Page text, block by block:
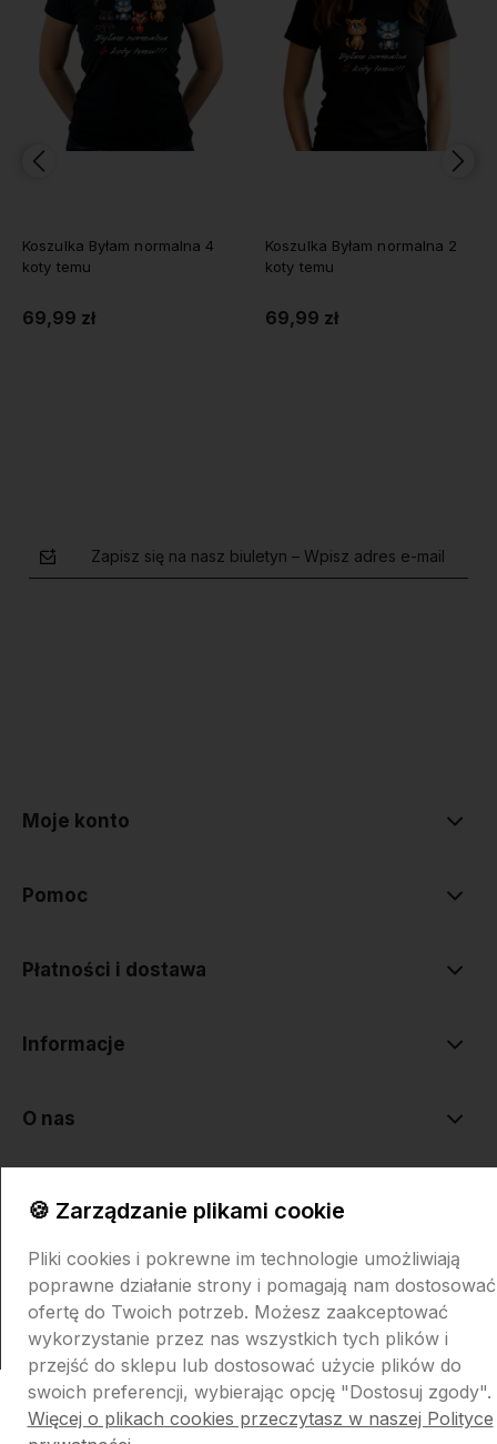
Koszulka Byłam normalna 4
koty temu
69,99 zł
Koszulka Byłam normalna 2
koty temu
69,99 zł
Zapisz się na nasz biuletyn – Wpisz adres e-mail
Moje konto
Pomoc
Płatności i dostawa
Informacje
O nas
Sklep internetowy Shoper.pl Szablon Shoper Modern 3.0™
GrowCommerce
🍪 Zarządzanie plikami cookie
Pliki cookies i pokrewne im technologie umożliwiają
poprawne działanie strony i pomagają nam dostosować
ofertę do Twoich potrzeb. Możesz zaakceptować
wykorzystanie przez nas wszystkich tych plików i
przejść do sklepu lub dostosować użycie plików do
swoich preferencji, wybierając opcję "Dostosuj zgody".
Więcej o plikach cookies przeczytasz w naszej Polityce